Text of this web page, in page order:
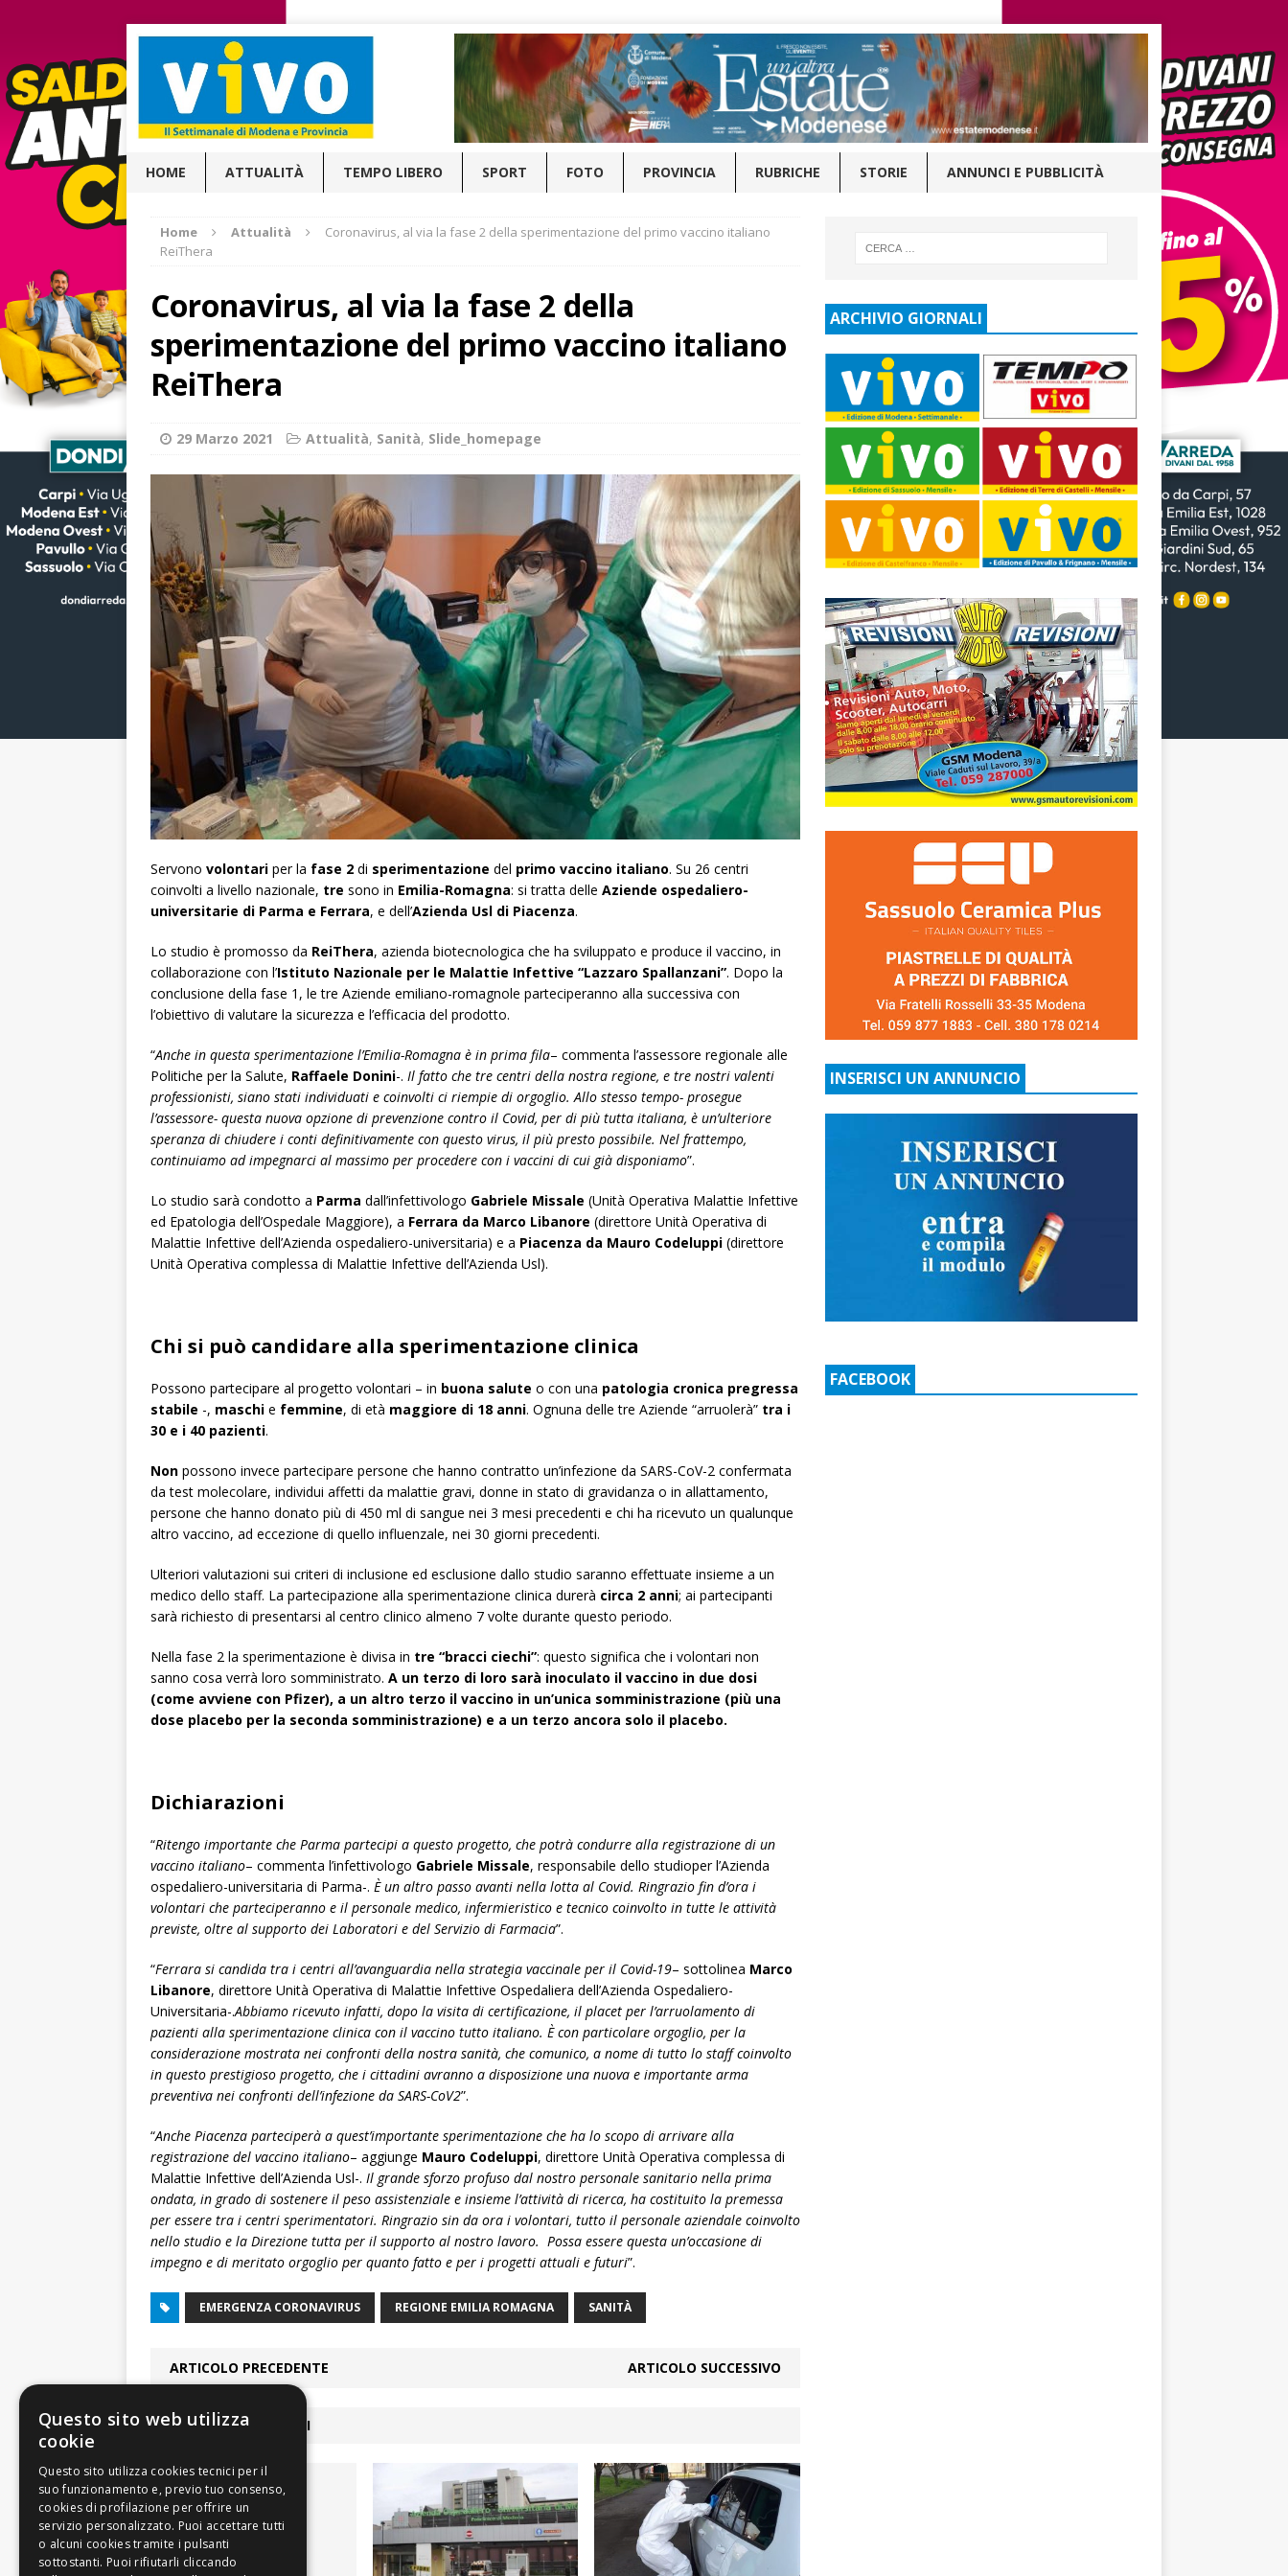
HOME ATTUALITÀ TEMPO LIBERO SPORT FOTO PROVINCIA RUBRICHE STORIE ANNUNCI E PUBBLICITÀ
Home Attualità
Coronavirus, al via la fase 2 della sperimentazione del primo vaccino italiano
ReiThera
Coronavirus, al via la fase 2 della
sperimentazione del primo vaccino italiano
ReiThera
29 Marzo 2021 Attualità, Sanità, Slide_homepage
Servono volontari per la fase 2 di sperimentazione del primo vaccino italiano. Su 26 centri
coinvolti a livello nazionale, tre sono in Emilia-Romagna: si tratta delle Aziende ospedaliero-
universitarie di Parma e Ferrara, e dell’Azienda Usl di Piacenza.
Lo studio è promosso da ReiThera, azienda biotecnologica che ha sviluppato e produce il vaccino, in
collaborazione con l’Istituto Nazionale per le Malattie Infettive “Lazzaro Spallanzani”. Dopo la
conclusione della fase 1, le tre Aziende emiliano-romagnole parteciperanno alla successiva con
l’obiettivo di valutare la sicurezza e l’efficacia del prodotto.
“Anche in questa sperimentazione l’Emilia-Romagna è in prima fila– commenta l’assessore regionale alle
Politiche per la Salute, Raffaele Donini-. Il fatto che tre centri della nostra regione, e tre nostri valenti
professionisti, siano stati individuati e coinvolti ci riempie di orgoglio. Allo stesso tempo- prosegue
l’assessore- questa nuova opzione di prevenzione contro il Covid, per di più tutta italiana, è un’ulteriore
speranza di chiudere i conti definitivamente con questo virus, il più presto possibile. Nel frattempo,
continuiamo ad impegnarci al massimo per procedere con i vaccini di cui già disponiamo”.
Lo studio sarà condotto a Parma dall’infettivologo Gabriele Missale (Unità Operativa Malattie Infettive
ed Epatologia dell’Ospedale Maggiore), a Ferrara da Marco Libanore (direttore Unità Operativa di
Malattie Infettive dell’Azienda ospedaliero-universitaria) e a Piacenza da Mauro Codeluppi (direttore
Unità Operativa complessa di Malattie Infettive dell’Azienda Usl).
Chi si può candidare alla sperimentazione clinica
Possono partecipare al progetto volontari – in buona salute o con una patologia cronica pregressa
stabile -, maschi e femmine, di età maggiore di 18 anni. Ognuna delle tre Aziende “arruolerà” tra i
30 e i 40 pazienti.
Non possono invece partecipare persone che hanno contratto un’infezione da SARS-CoV-2 confermata
da test molecolare, individui affetti da malattie gravi, donne in stato di gravidanza o in allattamento,
persone che hanno donato più di 450 ml di sangue nei 3 mesi precedenti e chi ha ricevuto un qualunque
altro vaccino, ad eccezione di quello influenzale, nei 30 giorni precedenti.
Ulteriori valutazioni sui criteri di inclusione ed esclusione dallo studio saranno effettuate insieme a un
medico dello staff. La partecipazione alla sperimentazione clinica durerà circa 2 anni; ai partecipanti
sarà richiesto di presentarsi al centro clinico almeno 7 volte durante questo periodo.
Nella fase 2 la sperimentazione è divisa in tre “bracci ciechi”: questo significa che i volontari non
sanno cosa verrà loro somministrato. A un terzo di loro sarà inoculato il vaccino in due dosi
(come avviene con Pfizer), a un altro terzo il vaccino in un’unica somministrazione (più una
dose placebo per la seconda somministrazione) e a un terzo ancora solo il placebo.
Dichiarazioni
“Ritengo importante che Parma partecipi a questo progetto, che potrà condurre alla registrazione di un
vaccino italiano– commenta l’infettivologo Gabriele Missale, responsabile dello studioper l’Azienda
ospedaliero-universitaria di Parma-. È un altro passo avanti nella lotta al Covid. Ringrazio fin d’ora i
volontari che parteciperanno e il personale medico, infermieristico e tecnico coinvolto in tutte le attività
previste, oltre al supporto dei Laboratori e del Servizio di Farmacia”.
“Ferrara si candida tra i centri all’avanguardia nella strategia vaccinale per il Covid-19– sottolinea Marco
Libanore, direttore Unità Operativa di Malattie Infettive Ospedaliera dell’Azienda Ospedaliero-
Universitaria-.Abbiamo ricevuto infatti, dopo la visita di certificazione, il placet per l’arruolamento di
pazienti alla sperimentazione clinica con il vaccino tutto italiano. È con particolare orgoglio, per la
considerazione mostrata nei confronti della nostra sanità, che comunico, a nome di tutto lo staff coinvolto
in questo prestigioso progetto, che i cittadini avranno a disposizione una nuova e importante arma
preventiva nei confronti dell’infezione da SARS-CoV2”.
“Anche Piacenza parteciperà a quest’importante sperimentazione che ha lo scopo di arrivare alla
registrazione del vaccino italiano– aggiunge Mauro Codeluppi, direttore Unità Operativa complessa di
Malattie Infettive dell’Azienda Usl-. Il grande sforzo profuso dal nostro personale sanitario nella prima
ondata, in grado di sostenere il peso assistenziale e insieme l’attività di ricerca, ha costituito la premessa
per essere tra i centri sperimentatori. Ringrazio sin da ora i volontari, tutto il personale aziendale coinvolto
nello studio e la Direzione tutta per il supporto al nostro lavoro. Possa essere questa un’occasione di
impegno e di meritato orgoglio per quanto fatto e per i progetti attuali e futuri”.
EMERGENZA CORONAVIRUS REGIONE EMILIA ROMAGNA SANITÀ
ARTICOLO PRECEDENTE ARTICOLO SUCCESSIVO
ARTICOLI COLLEGATI
ARCHIVIO GIORNALI
INSERISCI UN ANNUNCIO
FACEBOOK
Questo sito web utilizza
cookie